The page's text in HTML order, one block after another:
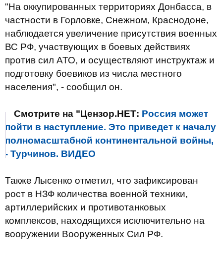
"На оккупированных территориях Донбасса, в
частности в Горловке, Снежном, Краснодоне,
наблюдается увеличение присутствия военных
ВС РФ, участвующих в боевых действиях
против сил АТО, и осуществляют инструктаж и
подготовку боевиков из числа местного
населения", - сообщил он.
Смотрите на "Цензор.НЕТ: Россия может
пойти в наступление. Это приведет к началу
полномасштабной континентальной войны,
- Турчинов. ВИДЕО
Также Лысенко отметил, что зафиксирован
рост в НЗФ количества военной техники,
артиллерийских и противотанковых
комплексов, находящихся исключительно на
вооружении Вооруженных Сил РФ.